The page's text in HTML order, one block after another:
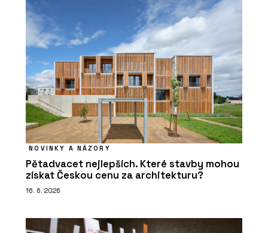
NOVINKY A NÁZORY
Pětadvacet nejlepších. Které stavby mohou
získat Českou cenu za architekturu?
16. 6. 2026